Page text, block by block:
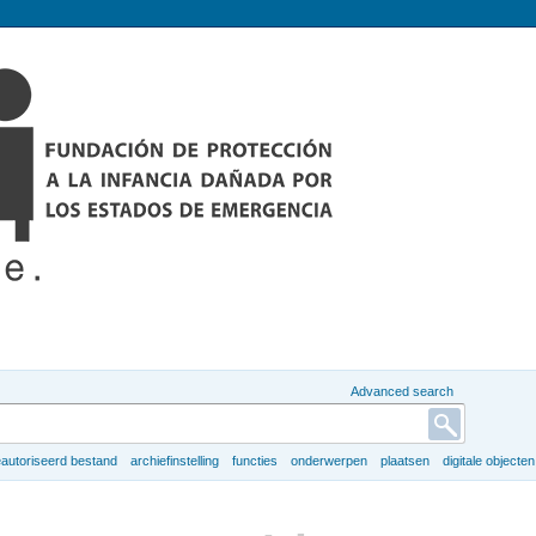
Advanced search
bestand archiefinstelling functies onderwerpen plaatsen digitale objecten